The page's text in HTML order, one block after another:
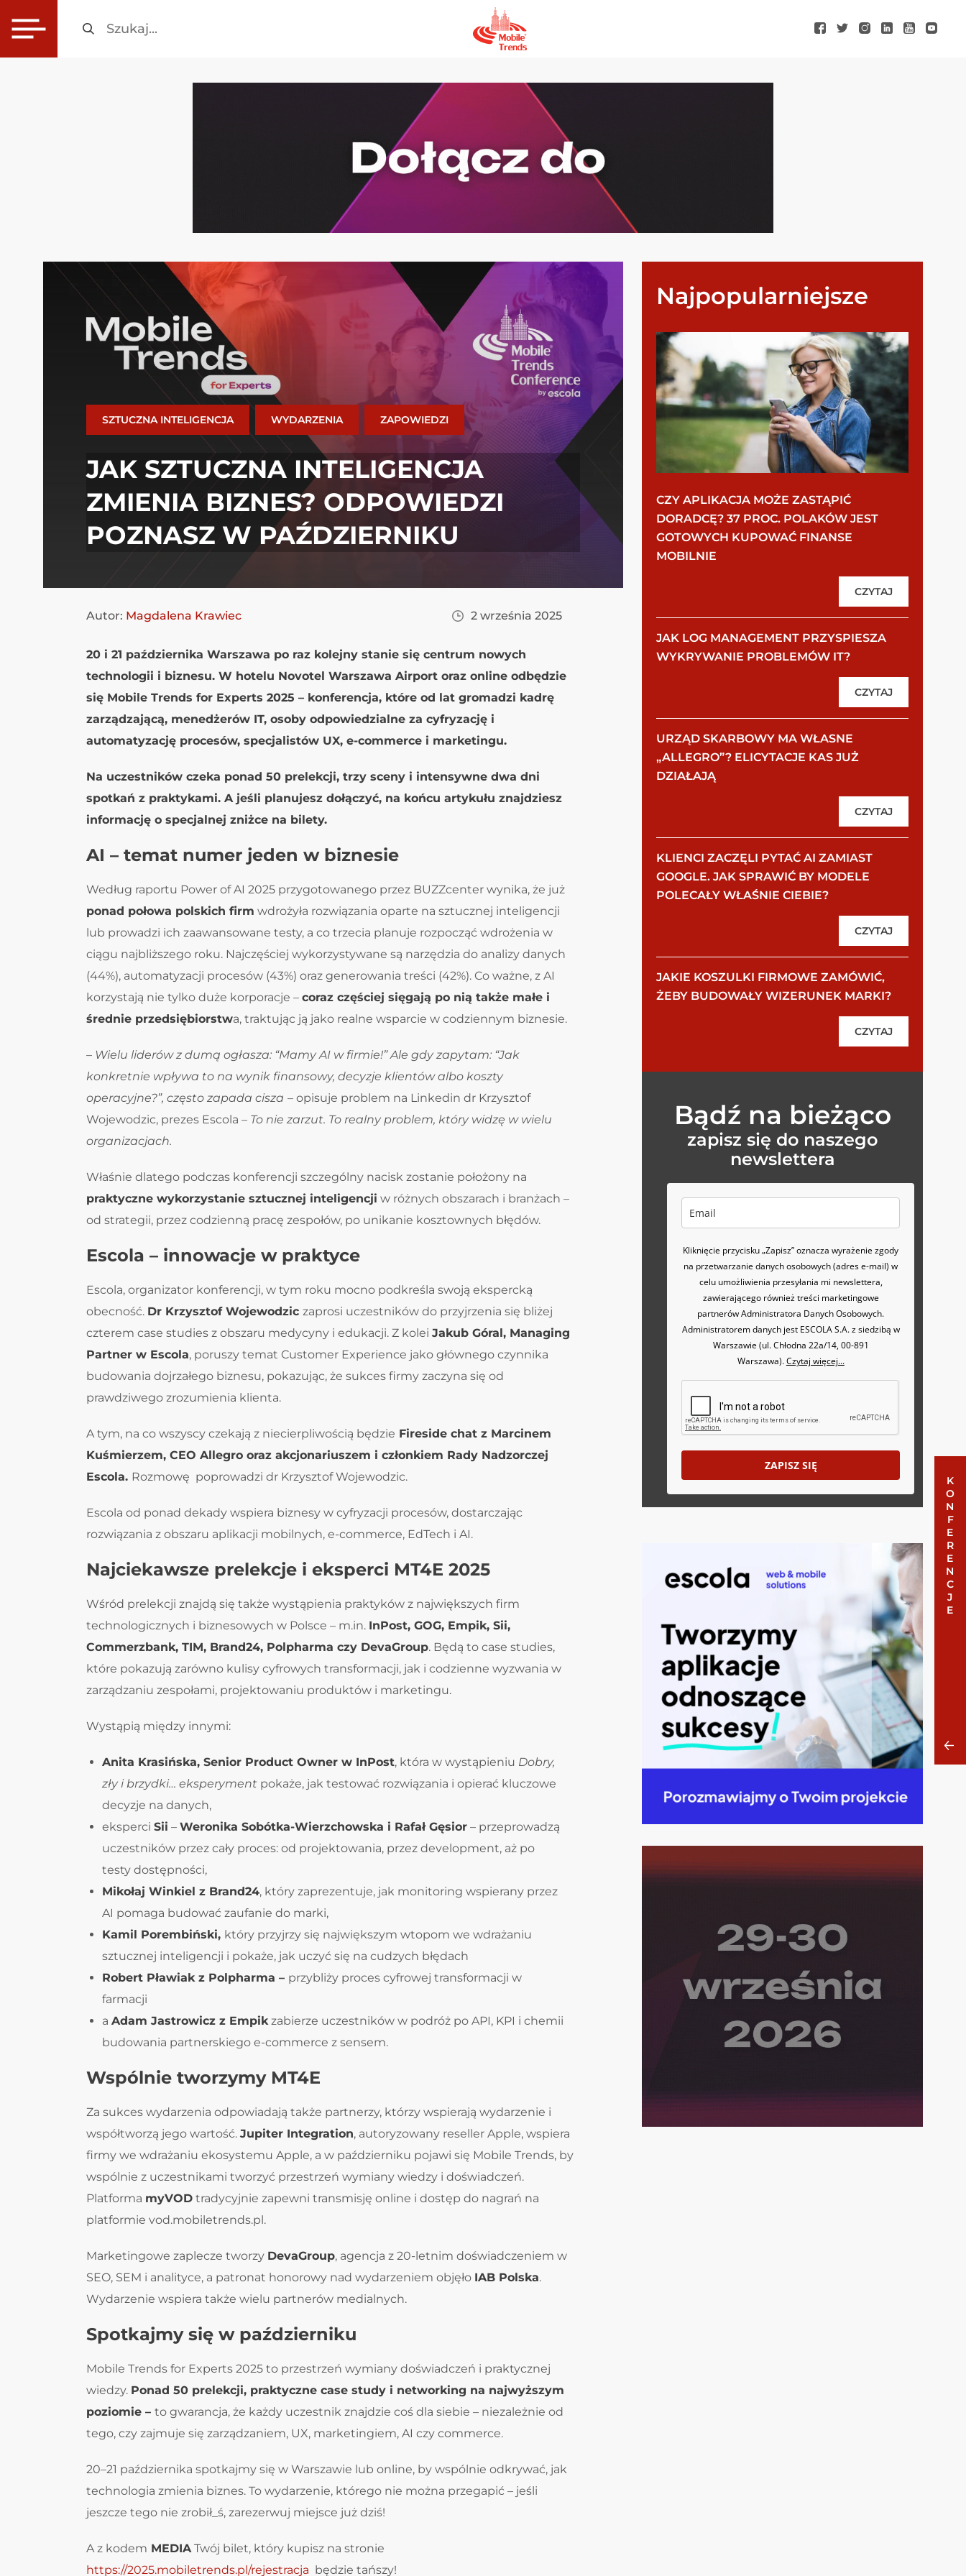
Szukaj
KONFERENCJE
SZTUCZNA INTELIGENCJA WYDARZENIA ZAPOWIEDZI
JAK SZTUCZNA INTELIGENCJA
ZMIENIA BIZNES? ODPOWIEDZI
POZNASZ W PAŹDZIERNIKU
Autor: Magdalena Krawiec 2 września 2025
20 i 21 października Warszawa po raz kolejny stanie się centrum nowych
technologii i biznesu. W hotelu Novotel Warszawa Airport oraz online odbędzie
się Mobile Trends for Experts 2025 – konferencja, które od lat gromadzi kadrę
zarządzającą, menedżerów IT, osoby odpowiedzialne za cyfryzację i
automatyzację procesów, specjalistów UX, e-commerce i marketingu.
Na uczestników czeka ponad 50 prelekcji, trzy sceny i intensywne dwa dni
spotkań z praktykami. A jeśli planujesz dołączyć, na końcu artykułu znajdziesz
informację o specjalnej zniżce na bilety.
AI – temat numer jeden w biznesie
Według raportu Power of AI 2025 przygotowanego przez BUZZcenter wynika, że już
ponad połowa polskich firm wdrożyła rozwiązania oparte na sztucznej inteligencji
lub prowadzi ich zaawansowane testy, a co trzecia planuje rozpocząć wdrożenia w
ciągu najbliższego roku. Najczęściej wykorzystywane są narzędzia do analizy danych
(44%), automatyzacji procesów (43%) oraz generowania treści (42%). Co ważne, z AI
korzystają nie tylko duże korporacje – coraz częściej sięgają po nią także małe i
średnie przedsiębiorstwa, traktując ją jako realne wsparcie w codziennym biznesie.
– Wielu liderów z dumą ogłasza: “Mamy AI w firmie!” Ale gdy zapytam: “Jak
konkretnie wpływa to na wynik finansowy, decyzje klientów albo koszty
operacyjne?”, często zapada cisza – opisuje problem na Linkedin dr Krzysztof
Wojewodzic, prezes Escola – To nie zarzut. To realny problem, który widzę w wielu
organizacjach.
Właśnie dlatego podczas konferencji szczególny nacisk zostanie położony na
praktyczne wykorzystanie sztucznej inteligencji w różnych obszarach i branżach –
od strategii, przez codzienną pracę zespołów, po unikanie kosztownych błędów.
Escola – innowacje w praktyce
Escola, organizator konferencji, w tym roku mocno podkreśla swoją ekspercką
obecność. Dr Krzysztof Wojewodzic zaprosi uczestników do przyjrzenia się bliżej
czterem case studies z obszaru medycyny i edukacji. Z kolei Jakub Góral, Managing
Partner w Escola, poruszy temat Customer Experience jako głównego czynnika
budowania dojrzałego biznesu, pokazując, że sukces firmy zaczyna się od
prawdziwego zrozumienia klienta.
A tym, na co wszyscy czekają z niecierpliwością będzie Fireside chat z Marcinem
Kuśmierzem, CEO Allegro oraz akcjonariuszem i członkiem Rady Nadzorczej
Escola. Rozmowę poprowadzi dr Krzysztof Wojewodzic.
Escola od ponad dekady wspiera biznesy w cyfryzacji procesów, dostarczając
rozwiązania z obszaru aplikacji mobilnych, e-commerce, EdTech i AI.
Najciekawsze prelekcje i eksperci MT4E 2025
Wśród prelekcji znajdą się także wystąpienia praktyków z największych firm
technologicznych i biznesowych w Polsce – m.in. InPost, GOG, Empik, Sii,
Commerzbank, TIM, Brand24, Polpharma czy DevaGroup. Będą to case studies,
które pokazują zarówno kulisy cyfrowych transformacji, jak i codzienne wyzwania w
zarządzaniu zespołami, projektowaniu produktów i marketingu.
Wystąpią między innymi:
Anita Krasińska, Senior Product Owner w InPost, która w wystąpieniu Dobry,
zły i brzydki… eksperyment pokaże, jak testować rozwiązania i opierać kluczowe
decyzje na danych,
eksperci Sii – Weronika Sobótka-Wierzchowska i Rafał Gęsior – przeprowadzą
uczestników przez cały proces: od projektowania, przez development, aż po
testy dostępności,
Mikołaj Winkiel z Brand24, który zaprezentuje, jak monitoring wspierany przez
AI pomaga budować zaufanie do marki,
Kamil Porembiński, który przyjrzy się największym wtopom we wdrażaniu
sztucznej inteligencji i pokaże, jak uczyć się na cudzych błędach
Robert Pławiak z Polpharma – przybliży proces cyfrowej transformacji w
farmacji
a Adam Jastrowicz z Empikzabierze uczestników w podróż po API, KPI i chemii
budowania partnerskiego e-commerce z sensem.
Wspólnie tworzymy MT4E
Za sukces wydarzenia odpowiadają także partnerzy, którzy wspierają wydarzenie i
współtworzą jego wartość. Jupiter Integration, autoryzowany reseller Apple, wspiera
firmy we wdrażaniu ekosystemu Apple, a w październiku pojawi się Mobile Trends, by
wspólnie z uczestnikami tworzyć przestrzeń wymiany wiedzy i doświadczeń.
Platforma myVOD tradycyjnie zapewni transmisję online i dostęp do nagrań na
platformie vod.mobiletrends.pl.
Marketingowe zaplecze tworzy DevaGroup, agencja z 20-letnim doświadczeniem w
SEO, SEM i analityce, a patronat honorowy nad wydarzeniem objęło IAB Polska.
Wydarzenie wspiera także wielu partnerów medialnych.
Spotkajmy się w październiku
Mobile Trends for Experts 2025 to przestrzeń wymiany doświadczeń i praktycznej
wiedzy. Ponad 50 prelekcji, praktyczne case study i networking na najwyższym
poziomie – to gwarancja, że każdy uczestnik znajdzie coś dla siebie – niezależnie od
tego, czy zajmuje się zarządzaniem, UX, marketingiem, AI czy commerce.
20–21 października spotkajmy się w Warszawie lub online, by wspólnie odkrywać, jak
technologia zmienia biznes. To wydarzenie, którego nie można przegapić – jeśli
jeszcze tego nie zrobił_ś, zarezerwuj miejsce już dziś!
A z kodem MEDIATwój bilet, który kupisz na stronie
https://2025.mobiletrends.pl/rejestracja będzie tańszy!
Najpopularniejsze
CZY APLIKACJA MOŻE ZASTĄPIĆ
DORADCĘ? 37 PROC. POLAKÓW JEST
GOTOWYCH KUPOWAĆ FINANSE
MOBILNIE
CZYTAJ
JAK LOG MANAGEMENT PRZYSPIESZA
WYKRYWANIE PROBLEMÓW IT?
CZYTAJ
URZĄD SKARBOWY MA WŁASNE
„ALLEGRO”? ELICYTACJE KAS JUŻ
DZIAŁAJĄ
CZYTAJ
KLIENCI ZACZĘLI PYTAĆ AI ZAMIAST
GOOGLE. JAK SPRAWIĆ BY MODELE
POLECAŁY WŁAŚNIE CIEBIE?
CZYTAJ
JAKIE KOSZULKI FIRMOWE ZAMÓWIĆ,
ŻEBY BUDOWAŁY WIZERUNEK MARKI?
CZYTAJ
Bądź na bieżąco
zapisz się do naszego
newslettera
Kliknięcie przycisku „Zapisz” oznacza wyrażenie zgody
na przetwarzanie danych osobowych (adres e-mail) w
celu umożliwienia przesyłania mi newslettera,
zawierającego również treści marketingowe
partnerów Administratora Danych Osobowych.
Administratorem danych jest ESCOLA S.A. z siedzibą w
Warszawie (ul. Chłodna 22a/14, 00-891
Warszawa).Czytaj więcej...
ZAPISZ SIĘ